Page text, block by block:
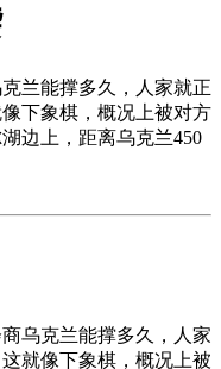
兰能撑多久，人家就正
下象棋，概况上被对方
边上，距离乌克兰450
乌克兰能撑多久，人家
就像下象棋，概况上被